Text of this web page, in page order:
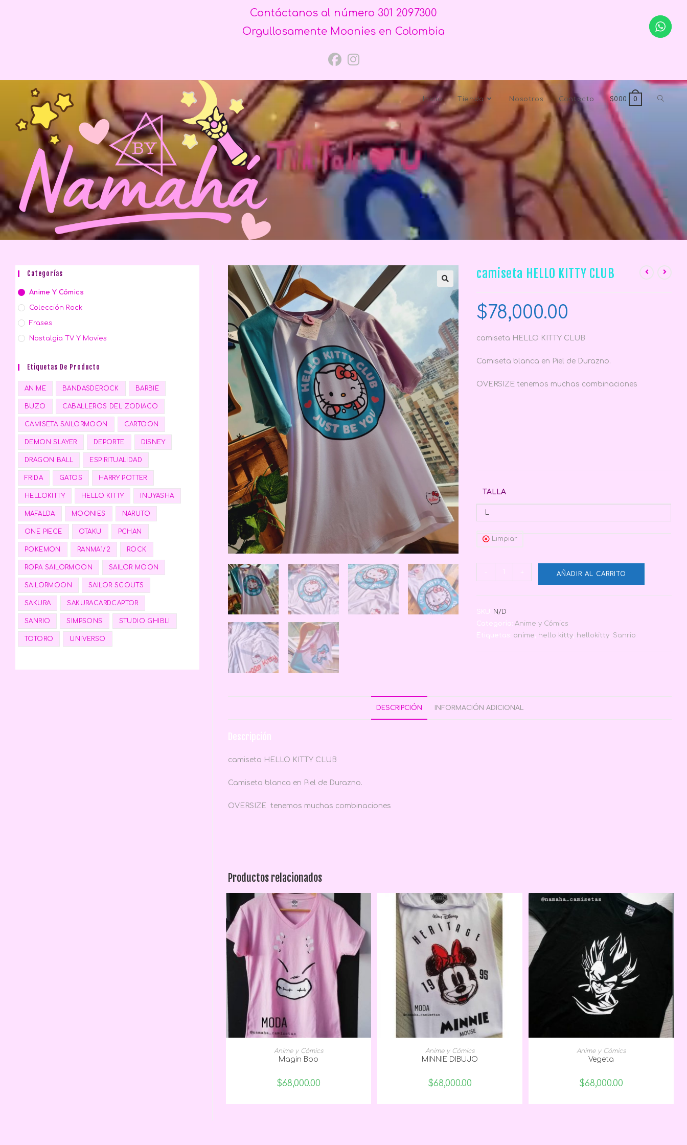
Contáctanos al número 301 2097300
Orgullosamente Moonies en Colombia
Inicio Tienda Nosotros Contacto $0.00 0
camiseta HELLO KITTY CLUB
$78,000.00
camiseta HELLO KITTY CLUB
Camiseta blanca en Piel de Durazno.
OVERSIZE tenemos muchas combinaciones
TALLA
L
Limpiar
- + AÑADIR AL CARRITO
SKU: N/D
Categoría:Anime y Cómics
Etiquetas: anime, hello kitty, hellokitty, Sanrio
DESCRIPCIÓN INFORMACIÓN ADICIONAL
Descripción
camiseta HELLO KITTY CLUB
Camiseta blanca en Piel de Durazno.
OVERSIZE tenemos muchas combinaciones
Productos relacionados
SELECCIONAR OPCIONES
Anime y Cómics
Magin Boo
$68,000.00
SELECCIONAR OPCIONES
Anime y Cómics
MINNIE DIBUJO
$68,000.00
SELECCIONAR OPCIONES
Anime y Cómics
Vegeta
$68,000.00
Categorías
Anime Y Cómics
Colección Rock
Frases
Nostalgia TV Y Movies
Etiquetas De Producto
ANIME BANDASDEROCK BARBIE
BUZO CABALLEROS DEL ZODIACO
CAMISETA SAILORMOON CARTOON
DEMON SLAYER DEPORTE DISNEY
DRAGON BALL ESPIRITUALIDAD
FRIDA GATOS HARRY POTTER
HELLOKITTY HELLO KITTY INUYASHA
MAFALDA MOONIES NARUTO
ONE PIECE OTAKU PCHAN
POKEMON RANMA1/2 ROCK
ROPA SAILORMOON SAILOR MOON
SAILORMOON SAILOR SCOUTS
SAKURA SAKURACARDCAPTOR
SANRIO SIMPSONS STUDIO GHIBLI
TOTORO UNIVERSO